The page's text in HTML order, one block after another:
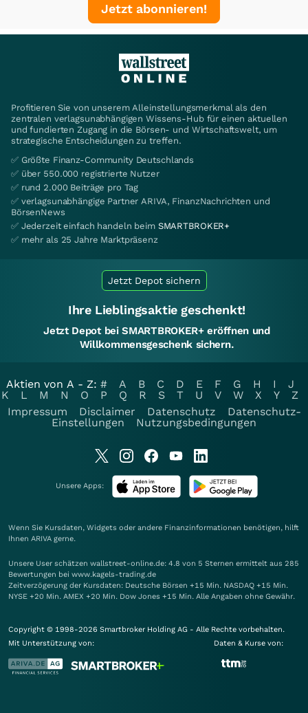
Jetzt abonnieren!
Profitieren Sie von unserem Alleinstellungsmerkmal als den
zentralen verlagsunabhängigen Wissens-Hub für einen aktuellen
und fundierten Zugang in die Börsen- und Wirtschaftswelt, um
strategische Entscheidungen zu treffen.
✅ Größte Finanz-Community Deutschlands
✅ über 550.000 registrierte Nutzer
✅ rund 2.000 Beiträge pro Tag
✅ verlagsunabhängige Partner ARIVA, FinanzNachrichten und
BörsenNews
✅ Jederzeit einfach handeln beim SMARTBROKER+
✅ mehr als 25 Jahre Marktpräsenz
Jetzt Depot sichern
Ihre Lieblingsaktie geschenkt!
Jetzt Depot bei SMARTBROKER+ eröffnen und
Willkommensgeschenk sichern.
Aktien von A - Z: # A B C D E F G H I
J
K
L M N O P Q R S T U V W X Y
Z
Impressum
Disclaimer Datenschutz
Datenschutz-
Einstellungen
Nutzungsbedingungen
Unsere Apps:
Wenn Sie Kursdaten, Widgets oder andere Finanzinformationen benötigen, hilft
Ihnen ARIVA gerne.
Unsere User schätzen wallstreet-online.de: 4.8 von 5 Sternen ermittelt aus 285
Bewertungen bei www.kagels-trading.de
Zeitverzögerung der Kursdaten: Deutsche Börsen +15 Min. NASDAQ +15 Min.
NYSE +20 Min. AMEX +20 Min. Dow Jones +15 Min. Alle Angaben ohne Gewähr.
Copyright © 1998-2026 Smartbroker Holding AG - Alle Rechte vorbehalten.
Mit Unterstützung von:
Daten & Kurse von: